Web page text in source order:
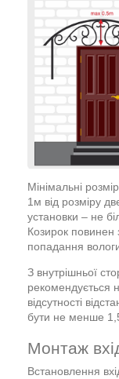
Мінімальні
1м від розміру
установки – не
Козирок повинен
попадання
З внутрішньої
рекомендується
відсутності
бути не менше
Монтаж
Встановлення